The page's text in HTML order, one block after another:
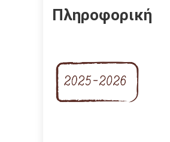
Πληροφορική